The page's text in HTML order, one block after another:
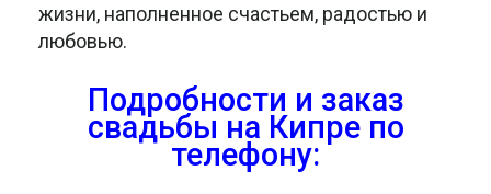
жизни, наполненное счастьем, радостью и
любовью.
Подробности и заказ
свадьбы на Кипре по
телефону: